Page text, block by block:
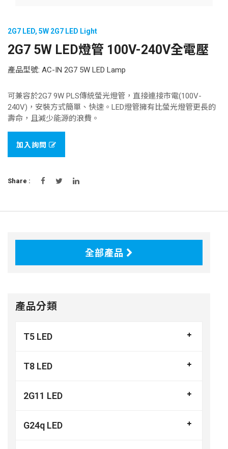
2G7 LED, 5W 2G7 LED Light
2G7 5W LED燈管 100V-240V全電壓
產品型號: AC-IN 2G7 5W LED Lamp
可兼容於2G7 9W PLS傳統螢光燈管，直接連接市電(100V-
240V)，安裝方式簡單、快速。LED燈管擁有比螢光燈管更長的
壽命，且減少能源的浪費。
加入詢問
Share :
全部產品
產品分類
T5 LED
T8 LED
2G11 LED
G24q LED